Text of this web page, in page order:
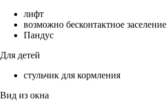
лифт
возможно бесконтактное заселение
Пандус
Для детей
стульчик для кормления
Вид из окна